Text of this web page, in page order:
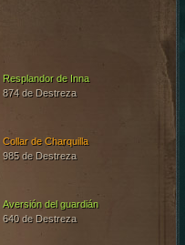
Resplandor de Inna
874 de Destreza
Aversión del guardián
640 de Destreza
Collar de Charquilla
985 de Destreza